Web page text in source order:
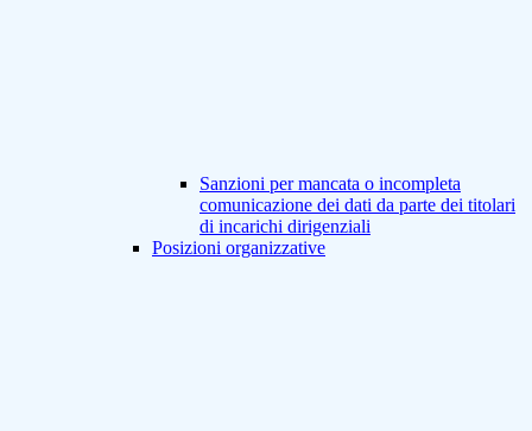
Sanzioni per mancata o incompleta
comunicazione dei dati da parte dei titolari
di incarichi dirigenziali
Posizioni organizzative